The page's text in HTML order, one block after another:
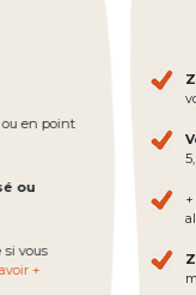
en point
ou
si vous
+